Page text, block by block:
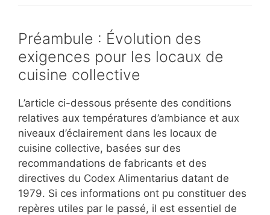
Préambule : Évolution des
exigences pour les locaux de
cuisine collective
L’article ci-dessous présente des conditions
relatives aux températures d’ambiance et aux
niveaux d’éclairement dans les locaux de
cuisine collective, basées sur des
recommandations de fabricants et des
directives du Codex Alimentarius datant de
1979. Si ces informations ont pu constituer des
repères utiles par le passé, il est essentiel de